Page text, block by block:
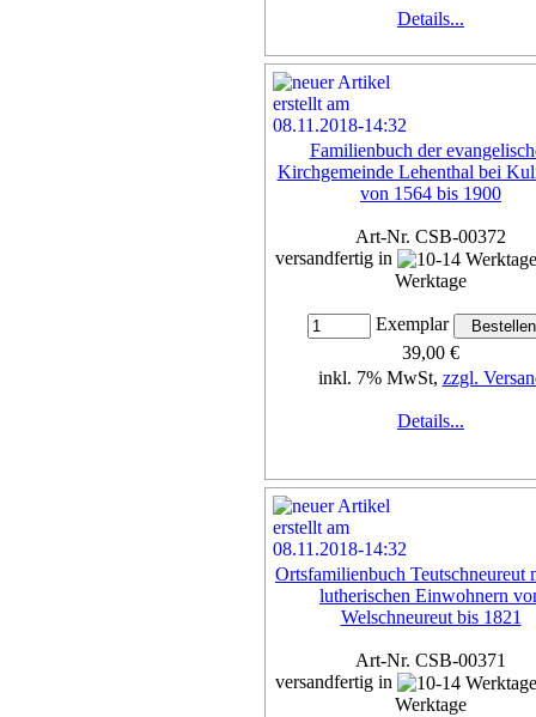
Details...
Familienbuch der
Kirchgemeinde Lehenthal bei
von 1564 bis 1900
Art-Nr. CSB-00372
versandfertig in
Werktage
Exemplar
39,00 €
inkl. 7% MwSt, zzgl.
Details...
Ortsfamilienbuch Teutschneureut
lutherischen Einwohnern
Welschneureut bis 1821
Art-Nr. CSB-00371
versandfertig in
Werktage